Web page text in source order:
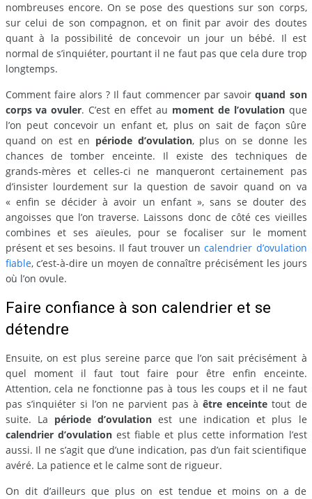
nombreuses encore. On se pose des questions sur son corps,
sur celui de son compagnon, et on finit par avoir des doutes
quant à la possibilité de concevoir un jour un bébé. Il est
normal de s’inquiéter, pourtant il ne faut pas que cela dure trop
longtemps.
Comment faire alors ? Il faut commencer par savoirquand son
corps va ovuler. C’est en effet au moment de l’ovulationque
l’on peut concevoir un enfant et, plus on sait de façon sûre
quand on est en période d’ovulation, plus on se donne les
chances de tomber enceinte. Il existe des techniques de
grands-mères et celles-ci ne manqueront certainement pas
d’insister lourdement sur la question de savoir quand on va
« enfin se décider à avoir un enfant », sans se douter des
angoisses que l’on traverse. Laissons donc de côté ces vieilles
combines et ses aïeules, pour se focaliser sur le moment
présent et ses besoins. Il faut trouver uncalendrier d’ovulation
fiable, c’est-à-dire un moyen de connaître précisément les jours
où l’on ovule.
Faire confiance à son calendrier et se
détendre
Ensuite, on est plus sereine parce que l’on sait précisément à
quel moment il faut tout faire pour être enfin enceinte.
Attention, cela ne fonctionne pas à tous les coups et il ne faut
pas s’inquiéter si l’on ne parvient pas à être enceinte tout de
suite. La période d’ovulation est une indication et plus le
calendrier d’ovulationest fiable et plus cette information l’est
aussi. Il ne s’agit que d’une indication, pas d’un fait scientifique
avéré. La patience et le calme sont de rigueur.
On dit d’ailleurs que plus on est tendue et moins on a de